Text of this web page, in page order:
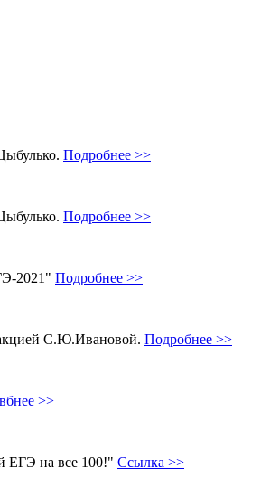
Подробнее >>
Подробнее >>
2021" Подробнее >>
С.Ю.Ивановой. Подробнее >>
>>
ЕГЭ на все 100!" Ссылка >>